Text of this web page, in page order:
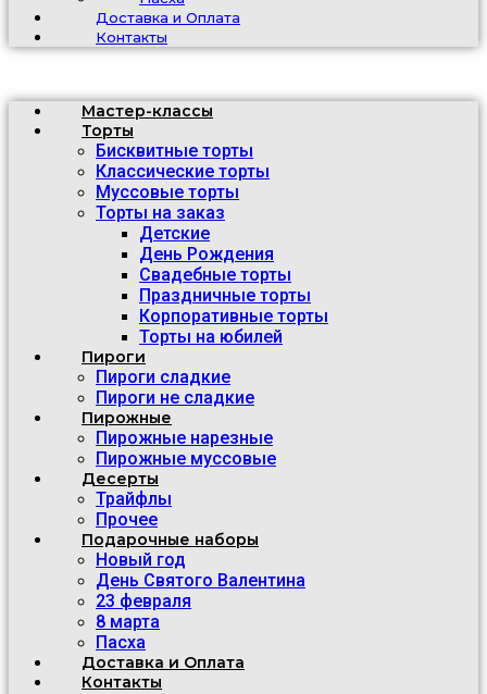
Доставка и Оплата
Контакты
Мастер-классы
Торты
Бисквитные торты
Классические торты
Муссовые торты
Торты на заказ
Детские
День Рождения
Свадебные торты
Праздничные торты
Корпоративные торты
Торты на юбилей
Пироги
Пироги сладкие
Пироги не сладкие
Пирожные
Пирожные нарезные
Пирожные муссовые
Десерты
Трайфлы
Прочее
Подарочные наборы
Новый год
День Святого Валентина
23 февраля
8 марта
Пасха
Доставка и Оплата
Контакты